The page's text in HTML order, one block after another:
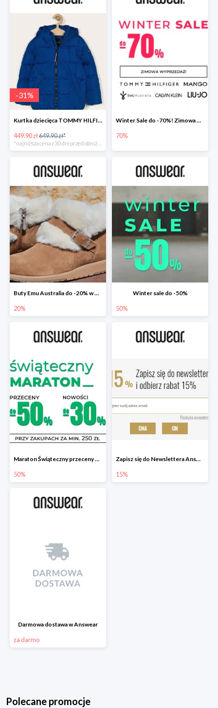
-31%
Kurtka dziecięca TOMMY HILFIGER
449.90 zł649.90 zł*
Winter Sale do -70%! Zimowa wyprzedaż w Answear!
70%
Buty Emu Australia do -20% w Answear
20%
Winter sale do -50%
50%
Maraton Świąteczny przeceny do -50%, nowości do -30%
50%
Zapisz się do Newslettera Answear i zyskaj 15% rabatu
15%
Darmowa dostawa w Answear
za darmo
Polecane promocje